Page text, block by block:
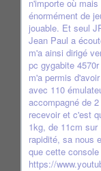
n'importe où
énormément de
jouable. Et seul
Jean Paul a
m'a ainsi dirigé
pc gygabite
m'a permis
avec 110
accompagné de
recevoir et c'est
1kg, de 11cm
rapidité, sa nous
que cette
https://